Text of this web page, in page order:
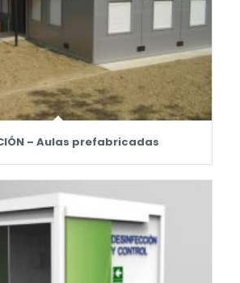
– Aulas prefabricadas